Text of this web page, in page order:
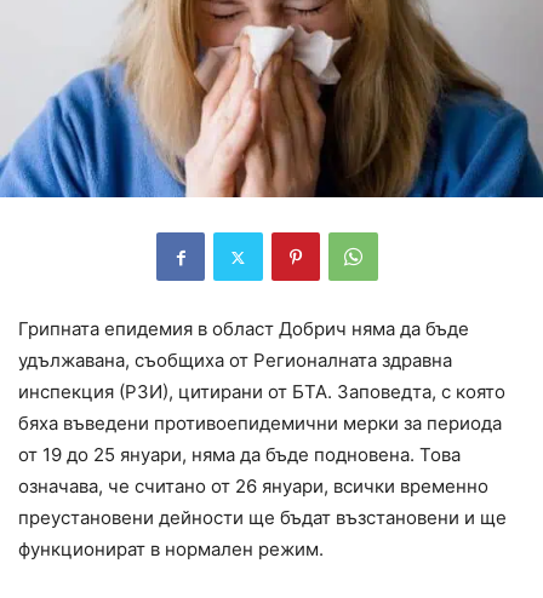
Грипната епидемия в област Добрич няма да бъде
удължавана, съобщиха от Регионалната здравна
инспекция (РЗИ), цитирани от БТА. Заповедта, с която
бяха въведени противоепидемични мерки за периода
от 19 до 25 януари, няма да бъде подновена. Това
означава, че считано от 26 януари, всички временно
преустановени дейности ще бъдат възстановени и ще
функционират в нормален режим.